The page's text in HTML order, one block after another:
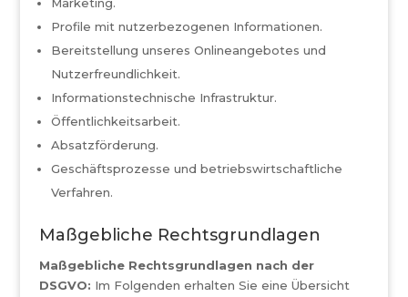
Profile mit nutzerbezogenen Informationen.
Bereitstellung unseres Onlineangebotes und
Nutzerfreundlichkeit.
Informationstechnische Infrastruktur.
Öffentlichkeitsarbeit.
Absatzförderung.
Geschäftsprozesse und betriebswirtschaftliche
Verfahren.
Maßgebliche Rechtsgrundlagen
Maßgebliche Rechtsgrundlagen nach der
DSGVO: Im Folgenden erhalten Sie eine Übersicht